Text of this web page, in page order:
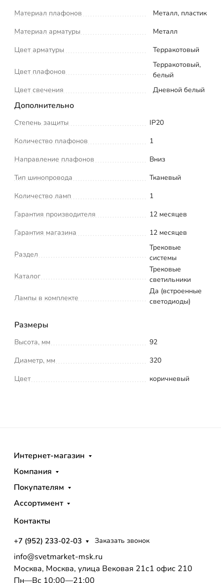
Материал плафонов
Металл, пластик
Материал арматуры
Металл
Цвет арматуры
Терракотовый
Цвет плафонов
Терракотовый,
белый
Цвет свечения
Дневной белый
Дополнительно
Степень защиты
IP20
Количество плафонов
1
Направление плафонов
Вниз
Тип шинопровода
Тканевый
Количество ламп
1
Гарантия производителя
12 месяцев
Гарантия магазина
12 месяцев
Раздел
Трековые
системы
Каталог
Трековые
светильники
Лампы в комплекте
Да (встроенные
светодиоды)
Размеры
Высота, мм
92
Диаметр, мм
320
Цвет
коричневый
Интернет-магазин
Компания
Покупателям
Ассортимент
Контакты
+7 (952) 233-02-03 Заказать звонок
info@svetmarket-msk.ru
Москва, Москва, улица Вековая 21с1 офис 210
Пн—Вс 10:00—21:00